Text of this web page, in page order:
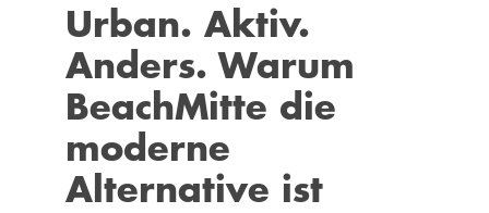
Urban. Aktiv.
Anders. Warum
BeachMitte die
moderne
Alternative ist